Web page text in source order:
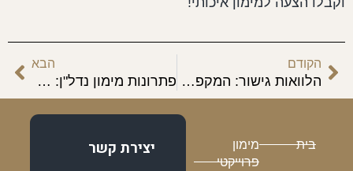
הקודם
הלוואות גישור: המקפצה הפיננסית שתהפוך את הפרויקט הבא שלכם למציאות רווחית
הבא
פתרונות מימון נדל"ן: מה עומד מאחורי הפרויקטים הרווחיים בישראל
בית
מימון
פרוייקטי
יצירת קשר